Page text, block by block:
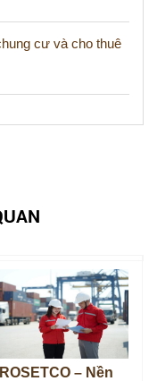
cư và cho thuê
– Nền